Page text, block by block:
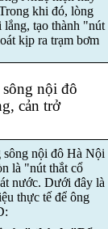
khi đó, lòng
lắng, tạo thành "nút
kịp ra trạm bơm
nội đô
cản trở
sông nội đô Hà Nội
là "nút thắt cổ
nước. Dưới đây là
thực tế để ông